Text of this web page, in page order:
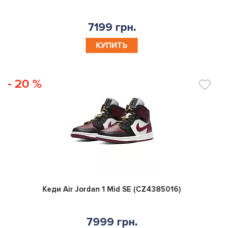
7199 грн.
КУПИТЬ
- 20 %
0
Кеди Air Jordan 1 Mid SE (CZ4385016)
7999 грн.